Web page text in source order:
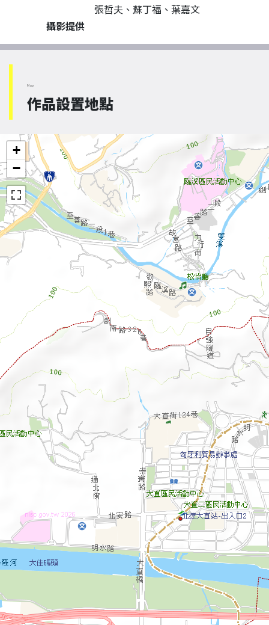
張哲夫、蘇丁福、葉嘉文
攝影提供
Map
作品設置地點
+
−